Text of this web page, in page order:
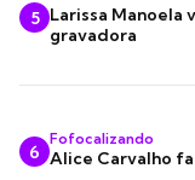
5 Larissa Manoela
gravadora
6
Fofocalizando
Alice Carvalho